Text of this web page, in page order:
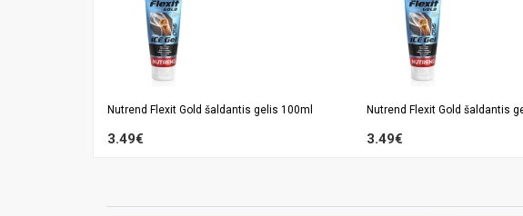
Nutrend Flexit Gold šaldantis gelis 100ml
3.49€
Nutrend Flexit Gold šaldantis
3.49€